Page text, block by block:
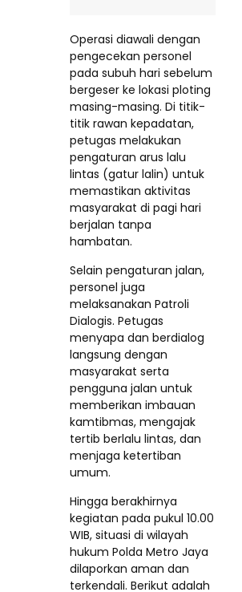
Operasi diawali dengan
pengecekan personel
pada subuh hari sebelum
bergeser ke lokasi ploting
masing-masing. Di titik-
titik rawan kepadatan,
petugas melakukan
pengaturan arus lalu
lintas (gatur lalin) untuk
memastikan aktivitas
masyarakat di pagi hari
berjalan tanpa
hambatan.
Selain pengaturan jalan,
personel juga
melaksanakan Patroli
Dialogis. Petugas
menyapa dan berdialog
langsung dengan
masyarakat serta
pengguna jalan untuk
memberikan imbauan
kamtibmas, mengajak
tertib berlalu lintas, dan
menjaga ketertiban
umum.
Hingga berakhirnya
kegiatan pada pukul 10.00
WIB, situasi di wilayah
hukum Polda Metro Jaya
dilaporkan aman dan
terkendali. Berikut adalah